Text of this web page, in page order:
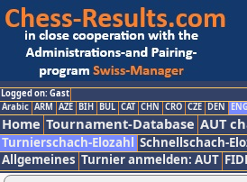
Logged on: Gast
Arabic ARM AZE BIH BUL CAT CHN CRO CZE DEN ENG
Home Tournament-Database AUT
Turnierschach-Elozahl Schnellschach-
Allgemeines Turnier anmelden: AUT